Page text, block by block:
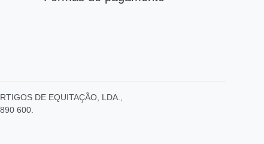
DE EQUITAÇÃO, LDA.,
600.